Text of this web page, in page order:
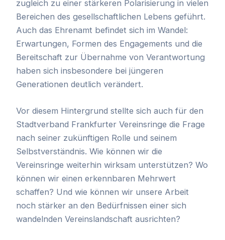
zugleich zu einer stärkeren Polarisierung in vielen
Bereichen des gesellschaftlichen Lebens geführt.
Auch das Ehrenamt befindet sich im Wandel:
Erwartungen, Formen des Engagements und die
Bereitschaft zur Übernahme von Verantwortung
haben sich insbesondere bei jüngeren
Generationen deutlich verändert.
Vor diesem Hintergrund stellte sich auch für den
Stadtverband Frankfurter Vereinsringe die Frage
nach seiner zukünftigen Rolle und seinem
Selbstverständnis. Wie können wir die
Vereinsringe weiterhin wirksam unterstützen? Wo
können wir einen erkennbaren Mehrwert
schaffen? Und wie können wir unsere Arbeit
noch stärker an den Bedürfnissen einer sich
wandelnden Vereinslandschaft ausrichten?